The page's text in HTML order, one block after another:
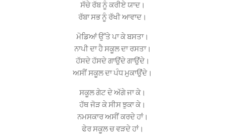
ਸੱਚੇ ਰੱਬ ਨੂੰ ਕਰੀਏ ਯਾਦ।
ਰੱਬਾ ਸਭ ਨੂੰ ਰੱਖੀ ਆਵਾਦ।
ਮੋਡਿਆਂ ਉੱਤੇ ਪਾ ਕੇ ਬਸਤਾ।
ਨਾਪੀ ਦਾ ਹੈ ਸਕੂਲ ਦਾ ਰਸਤਾ।
ਹੱਸਦੇ ਹੱਸਦੇ ਗਾਉਂਦੇ ਗਾਉਂਦੇ।
ਅਸੀਂ ਸਕੂਲ ਦਾ ਪੰਧ ਮੁਕਾਉਂਦੇ।
ਸਕੂਲ ਗੇਟ ਦੇ ਅੱਗੇ ਜਾ ਕੇ।
ਹੱਥ ਜੋੜ ਕੇ ਸੀਸ ਝੁਕਾ ਕੇ।
ਨਮਸਕਾਰ ਅਸੀਂ ਕਰਦੇ ਹਾਂ।
ਫੇਰ ਸਕੂਲ ਚ ਵੜਦੇ ਹਾਂ।